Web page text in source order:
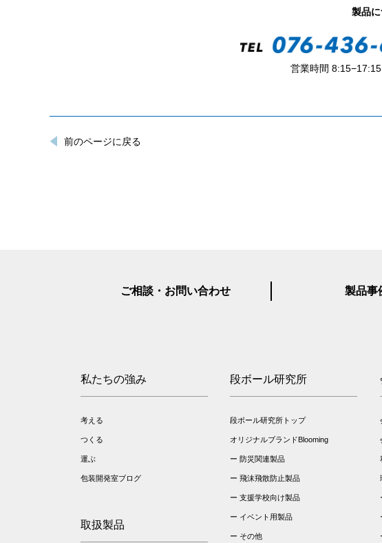
製品
営業時間 8:15−17:15
前のページに戻る
ご相談・お問い合わせ 製品事
私たちの強み
考える
つくる
運ぶ
包装開発室ブログ
取扱製品
段ボール研究所
段ボール研究所トップ
オリジナルブランドBlooming
防災関連製品
飛沫飛散防止製品
支援学校向け製品
イベント用製品
その他